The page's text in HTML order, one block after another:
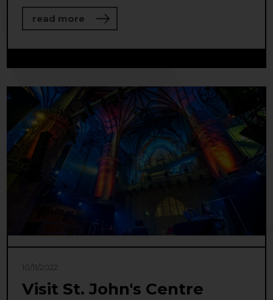
read moreabout The future of the Baltic Sea
10/11/2022
Visit St. John's Centre